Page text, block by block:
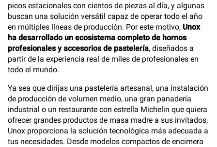
picos estacionales con cientos de piezas al día, y algunas
buscan una solución versátil capaz de operar todo el año
en múltiples líneas de producción. Por este motivo, Unox
ha desarrollado un ecosistema completo de hornos
profesionales y accesorios de pastelería, diseñados a
partir de la experiencia real de miles de profesionales en
todo el mundo.
Ya sea que dirijas una pastelería artesanal, una instalación
de producción de volumen medio, una gran panadería
industrial o un restaurante con estrella Michelin que quiera
ofrecer grandes productos de masa madre a sus invitados,
Unox proporciona la solución tecnológica más adecuada a
tus necesidades. Desde modelos compactos de encimera